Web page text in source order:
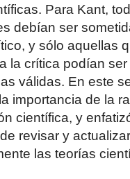
Para Kant,
debían ser
y sólo aquellas
la crítica podían ser
válidas. En este
importancia de la
científica, y
revisar y actualizar
las teorías